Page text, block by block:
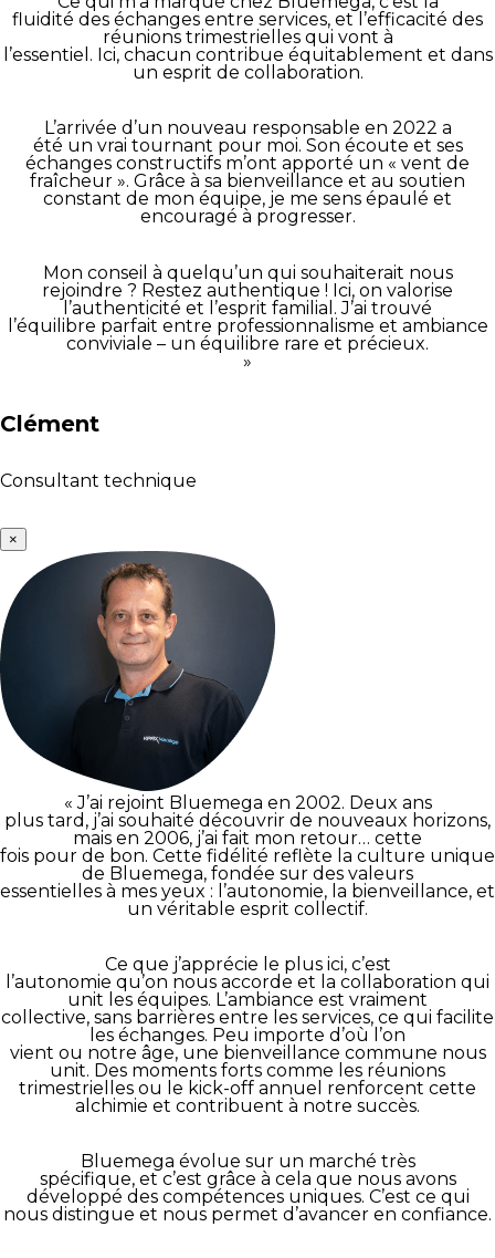
fluidité des échanges entre services, et l’efficacité des
réunions trimestrielles qui vont à
l’essentiel. Ici, chacun contribue équitablement et dans
un esprit de collaboration.
L’arrivée d’un nouveau responsable en 2022 a
été un vrai tournant pour moi. Son écoute et ses
échanges constructifs m’ont apporté un « vent de
fraîcheur ». Grâce à sa bienveillance et au soutien
constant de mon équipe, je me sens épaulé et
encouragé à progresser.
Mon conseil à quelqu’un qui souhaiterait nous
rejoindre ? Restez authentique ! Ici, on valorise
l’authenticité et l’esprit familial. J’ai trouvé
l’équilibre parfait entre professionnalisme et ambiance
conviviale – un équilibre rare et précieux.
»
Clément
Consultant technique
×
« J’ai rejoint Bluemega en 2002. Deux ans
plus tard, j’ai souhaité découvrir de nouveaux horizons,
mais en 2006, j’ai fait mon retour… cette
fois pour de bon. Cette fidélité reflète la culture unique
de Bluemega, fondée sur des valeurs
essentielles à mes yeux : l’autonomie, la bienveillance, et
un véritable esprit collectif.
Ce que j’apprécie le plus ici, c’est
l’autonomie qu’on nous accorde et la collaboration qui
unit les équipes. L’ambiance est vraiment
collective, sans barrières entre les services, ce qui facilite
les échanges. Peu importe d’où l’on
vient ou notre âge, une bienveillance commune nous
unit. Des moments forts comme les réunions
trimestrielles ou le kick-off annuel renforcent cette
alchimie et contribuent à notre succès.
Bluemega évolue sur un marché très
spécifique, et c’est grâce à cela que nous avons
développé des compétences uniques. C’est ce qui
nous distingue et nous permet d’avancer en confiance.